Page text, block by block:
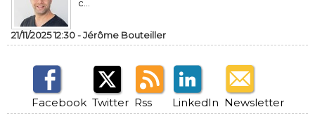
c...
21/11/2025 12:30 -Jérôme Bouteiller
Facebook Twitter Rss LinkedIn Newsletter